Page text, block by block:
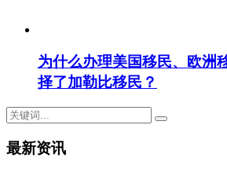
为什么办理美国移民、欧洲
择了加勒比移民？
最新资讯